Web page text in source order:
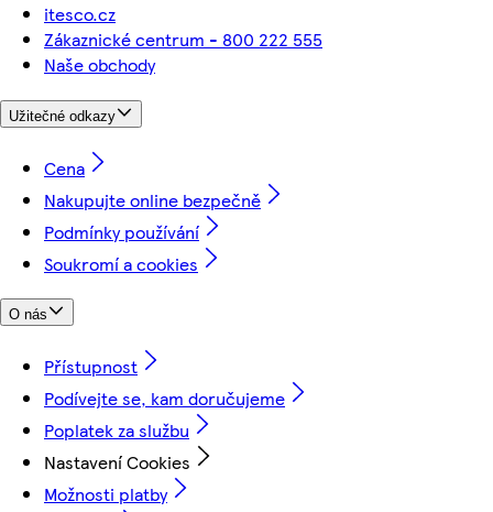
itesco.cz
Zákaznické centrum - 800 222 555
Naše obchody
Užitečné odkazy
Cena
Nakupujte online bezpečně
Podmínky používání
Soukromí a cookies
O nás
Přístupnost
Podívejte se, kam doručujeme
Poplatek za službu
Nastavení Cookies
Možnosti platby